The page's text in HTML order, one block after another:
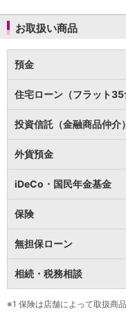
保険
医療保険
がん保険
就業不能保険
認知症保険
海外旅行保険
国内旅行傷害保険
スマホ保険
傷害保険
カード
デビットカード
インターネットバンキング
アプリ
イオン銀行アプリTOP
通帳アプリ
お取扱い商品
預金
住宅ローン（フラット35
投資信託（金融商品仲介）
外貨預金
iDeCo・国民年金基金
保険
無担保ローン
相続・税務相談
※1 保険は店舗によって取扱商